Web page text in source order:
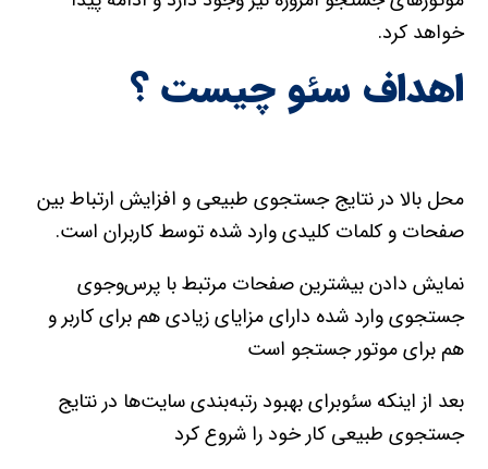
خواهد کرد.
اهداف سئو چیست ؟
محل بالا در نتايج جستجوي طبيعي و افزايش ارتباط بين
صفحات و کلمات کليدي وارد شده توسط کاربران است.
نمايش دادن بيشترين صفحات مرتبط با پرس‌و‌جوي
جستجوي وارد شده داراي مزاياي زيادي هم براي کاربر و
هم براي موتور جستجو است
بعد از اينکه سئوبراي بهبود رتبه‌بندي سايت‌ها در نتايج
جستجوي طبيعي کار خود را شروع کرد